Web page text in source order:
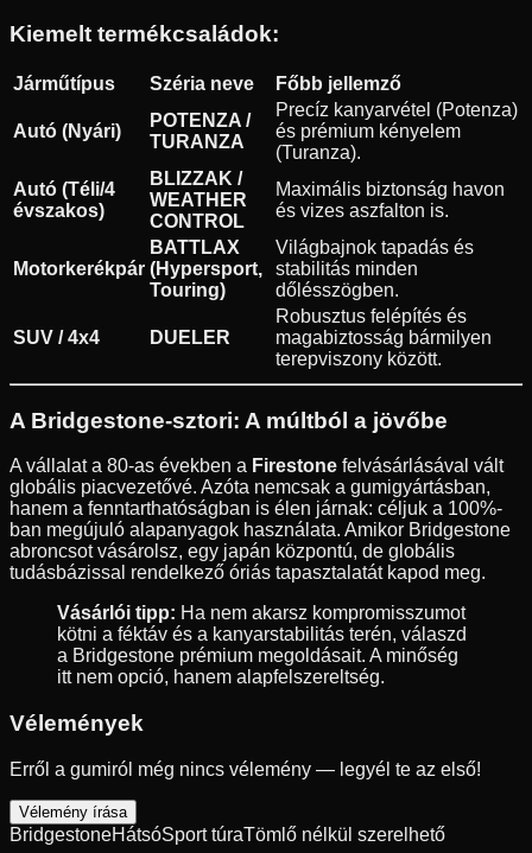
Kiemelt termékcsaládok:
Járműtípus Széria neve Főbb jellemző
Autó (Nyári)
POTENZA /
TURANZA
Precíz kanyarvétel (Potenza)
és prémium kényelem
(Turanza).
Autó (Téli/4
évszakos)
BLIZZAK /
WEATHER
CONTROL
Maximális biztonság havon
és vizes aszfalton is.
Motorkerékpár
BATTLAX
(Hypersport,
Touring)
Világbajnok tapadás és
stabilitás minden
dőlésszögben.
SUV / 4x4 DUELER
Robusztus felépítés és
magabiztosság bármilyen
terepviszony között.
A Bridgestone-sztori: A múltból a jövőbe
A vállalat a 80-as években a Firestone felvásárlásával vált
globális piacvezetővé. Azóta nemcsak a gumigyártásban,
hanem a fenntarthatóságban is élen járnak: céljuk a 100%-
ban megújuló alapanyagok használata. Amikor Bridgestone
abroncsot vásárolsz, egy japán központú, de globális
tudásbázissal rendelkező óriás tapasztalatát kapod meg.
Vásárlói tipp: Ha nem akarsz kompromisszumot
kötni a féktáv és a kanyarstabilitás terén, válaszd
a Bridgestone prémium megoldásait. A minőség
itt nem opció, hanem alapfelszereltség.
Vélemények
Erről a gumiról még nincs vélemény — legyél te az első!
Vélemény írása
BridgestoneHátsóSport túraTömlő nélkül szerelhető